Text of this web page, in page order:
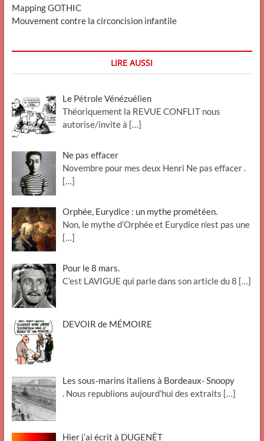
Mapping GOTHIC
Mouvement contre la circoncision infantile
LIRE AUSSI
Le Pétrole Vénézuélien
Théoriquement la REVUE CONFLIT nous
autorise/invite à […]
Ne pas effacer
Novembre pour mes deux Henri Ne pas effacer .
[…]
Orphée, Eurydice : un mythe prométéen.
Non, le mythe d’Orphée et Eurydice n’est pas une
[…]
Pour le 8 mars.
C’est LAVIGUE qui parle dans son article du 8 […]
DEVOIR de MÉMOIRE
Les sous-marins italiens à Bordeaux- Snoopy
. Nous republions aujourd’hui des extraits […]
Hier j’ai écrit à DUGENÊT